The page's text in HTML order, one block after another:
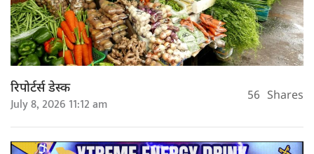
रिपोर्टर्स डेस्क
July 8, 2026 11:12 am 56 Shares